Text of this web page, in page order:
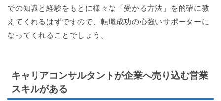
での知識と経験をもとに様々な「受かる方法」を的確に教
えてくれるはずですので、転職成功の心強いサポーターに
なってくれることでしょう。
キャリアコンサルタントが企業へ売り込む営業
スキルがある